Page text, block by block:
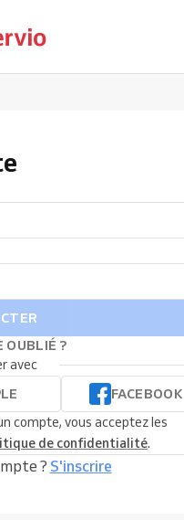
OUBLIÉ ?
avec
FACEBOOK
compte, vous acceptez les
de confidentialité.
? S'inscrire